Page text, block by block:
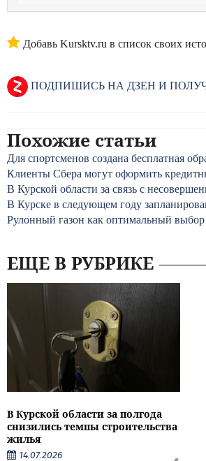
Добавь Kursktv.ru в список своих
ПОДПИШИСЬ НА ДЗЕН И
Похожие статьи
Для спортсменов создана бесплатная
Клиенты Сбера могут оформить
В Курской области за связь с
В Курске в следующем году
Рулонный газон как оптимальный выбор
ЕЩЕ В РУБРИКЕ
В Курской области за полгода
снизились темпы строительства
жилья
14.07.2026